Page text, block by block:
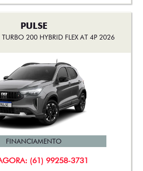
PULSE
TURBO 200 HYBRID FLEX AT 4P 2026
(61) 99258-3731
FINANCIAMENTO